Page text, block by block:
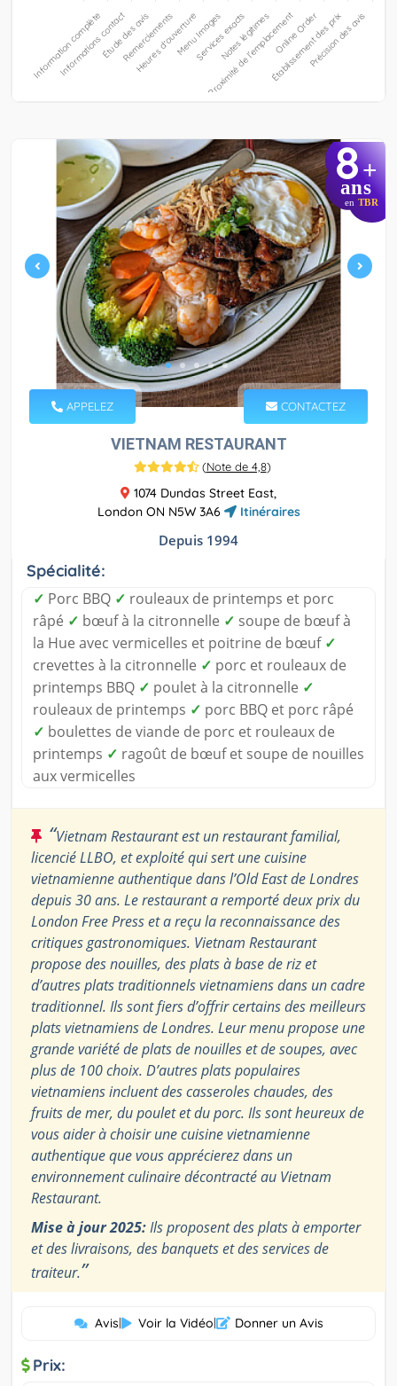
8+
ans
en TBR
APPELEZ CONTACTEZ
VIETNAM RESTAURANT
(Note de 4,8)
1074 Dundas Street East,
London ON N5W 3A6
Itinéraires
Depuis 1994
Spécialité:
✓ Porc BBQ ✓ rouleaux de printemps et porc
râpé ✓ bœuf à la citronnelle ✓ soupe de bœuf à
la Hue avec vermicelles et poitrine de bœuf ✓
crevettes à la citronnelle ✓ porc et rouleaux de
printemps BBQ ✓ poulet à la citronnelle ✓
rouleaux de printemps ✓ porc BBQ et porc râpé
✓ boulettes de viande de porc et rouleaux de
printemps ✓ ragoût de bœuf et soupe de nouilles
aux vermicelles
“Vietnam Restaurant est un restaurant familial,
licencié LLBO, et exploité qui sert une cuisine
vietnamienne authentique dans l’Old East de Londres
depuis 30 ans. Le restaurant a remporté deux prix du
London Free Press et a reçu la reconnaissance des
critiques gastronomiques. Vietnam Restaurant
propose des nouilles, des plats à base de riz et
d’autres plats traditionnels vietnamiens dans un cadre
traditionnel. Ils sont fiers d’offrir certains des meilleurs
plats vietnamiens de Londres. Leur menu propose une
grande variété de plats de nouilles et de soupes, avec
plus de 100 choix. D’autres plats populaires
vietnamiens incluent des casseroles chaudes, des
fruits de mer, du poulet et du porc. Ils sont heureux de
vous aider à choisir une cuisine vietnamienne
authentique que vous apprécierez dans un
environnement culinaire décontracté au Vietnam
Restaurant.
Mise à jour 2025:Ils proposent des plats à emporter
et des livraisons, des banquets et des services de
traiteur.”
Avis| Voir la Vidéo| Donner un Avis
Prix: